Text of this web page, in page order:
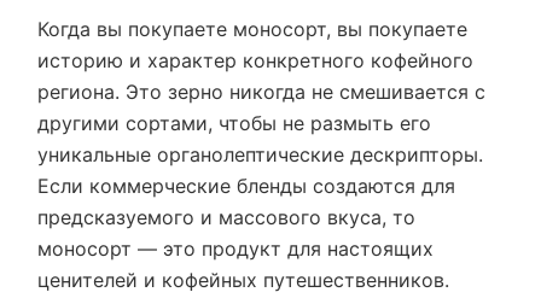
Когда вы покупаете моносорт, вы покупаете
историю и характер конкретного кофейного
региона. Это зерно никогда не смешивается с
другими сортами, чтобы не размыть его
уникальные органолептические дескрипторы.
Если коммерческие бленды создаются для
предсказуемого и массового вкуса, то
моносорт — это продукт для настоящих
ценителей и кофейных путешественников.